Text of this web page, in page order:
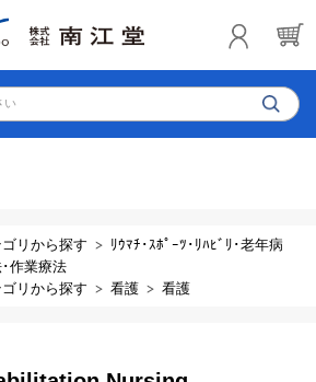
い
リから探す
ﾘｳﾏﾁ･ｽﾎﾟｰﾂ･ﾘﾊﾋﾞﾘ･老年病
作業療法
リから探す 看護 看護